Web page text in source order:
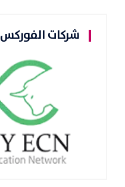
شركات الفوركس